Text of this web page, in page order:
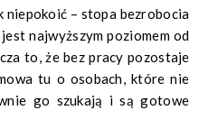
niepokoić – stopa bezrobocia
najwyższym poziomem od
to, że bez pracy pozostaje
tu o osobach, które nie
go szukają i są gotowe